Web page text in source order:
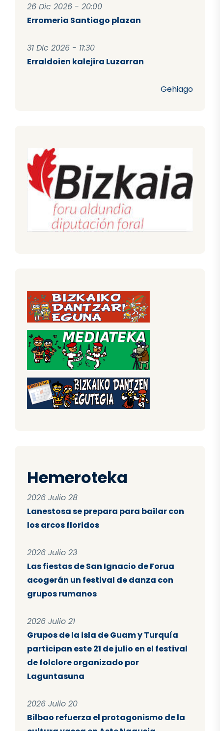
26 Dic 2026 - 20:00
Erromeria Santiago plazan
31 Dic 2026 - 11:30
Erraldoien kalejira Luzarran
Gehiago
Hemeroteka
2026 Julio 28
Lanestosa se prepara para bailar con
los arcos floridos
2026 Julio 23
Las fiestas de San Ignacio de Forua
acogerán un festival de danza con
grupos rumanos
2026 Julio 21
Grupos de la isla de Guam y Turquía
participan este 21 de julio en el festival
de folclore organizado por
Laguntasuna
2026 Julio 20
Bilbao refuerza el protagonismo de la